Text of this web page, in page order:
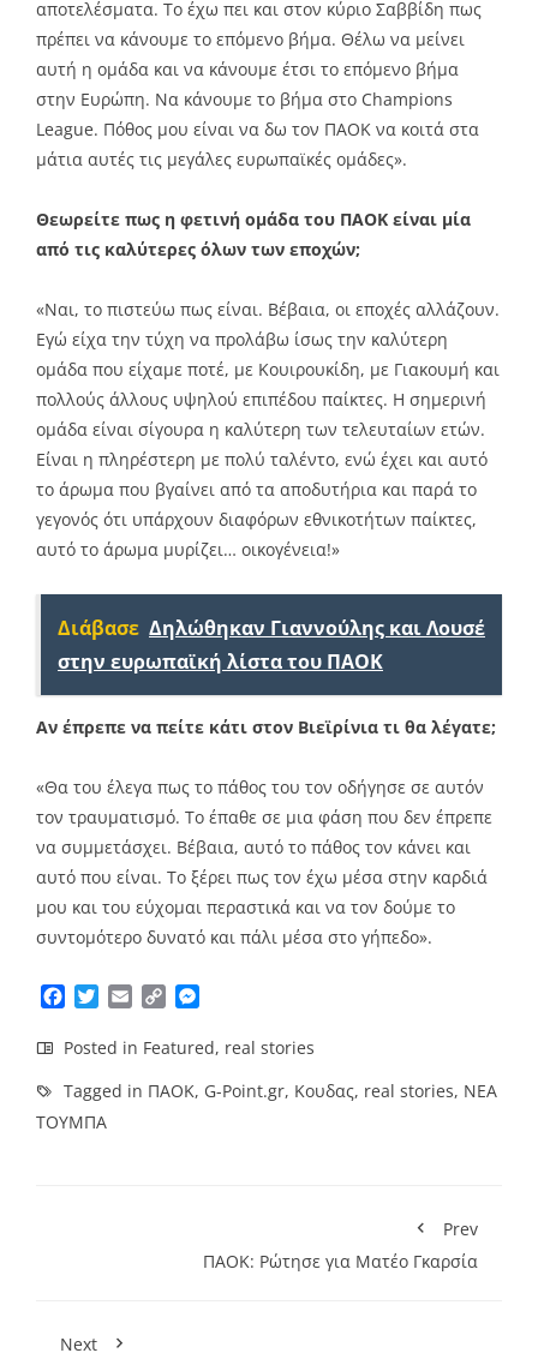
αποτελέσματα. Το έχω πει και στον κύριο Σαββίδη πως
πρέπει να κάνουμε το επόμενο βήμα. Θέλω να μείνει
αυτή η ομάδα και να κάνουμε έτσι το επόμενο βήμα
στην Ευρώπη. Να κάνουμε το βήμα στο Champions
League. Πόθος μου είναι να δω τον ΠΑΟΚ να κοιτά στα
μάτια αυτές τις μεγάλες ευρωπαϊκές ομάδες».
Θεωρείτε πως η φετινή ομάδα του ΠΑΟΚ είναι μία
από τις καλύτερες όλων των εποχών;
«Ναι, το πιστεύω πως είναι. Βέβαια, οι εποχές αλλάζουν.
Εγώ είχα την τύχη να προλάβω ίσως την καλύτερη
ομάδα που είχαμε ποτέ, με Κουιρουκίδη, με Γιακουμή και
πολλούς άλλους υψηλού επιπέδου παίκτες. Η σημερινή
ομάδα είναι σίγουρα η καλύτερη των τελευταίων ετών.
Είναι η πληρέστερη με πολύ ταλέντο, ενώ έχει και αυτό
το άρωμα που βγαίνει από τα αποδυτήρια και παρά το
γεγονός ότι υπάρχουν διαφόρων εθνικοτήτων παίκτες,
αυτό το άρωμα μυρίζει… οικογένεια!»
Διάβασε Δηλώθηκαν Γιαννούλης και Λουσέ
στην ευρωπαϊκή λίστα του ΠΑΟΚ
Αν έπρεπε να πείτε κάτι στον Βιεϊρίνια τι θα λέγατε;
«Θα του έλεγα πως το πάθος του τον οδήγησε σε αυτόν
τον τραυματισμό. Το έπαθε σε μια φάση που δεν έπρεπε
να συμμετάσχει. Βέβαια, αυτό το πάθος τον κάνει και
αυτό που είναι. Το ξέρει πως τον έχω μέσα στην καρδιά
μου και του εύχομαι περαστικά και να τον δούμε το
συντομότερο δυνατό και πάλι μέσα στο γήπεδο».
Facebook
TwitterEmailCopy
Posted in Featured, real stories
Tagged in ΠΑΟΚ, G-Point.gr, Κουδας, real stories, ΝΕΑ
ΤΟΥΜΠΑ
Prev
ΠΑΟΚ: Ρώτησε για Ματέο Γκαρσία
Next